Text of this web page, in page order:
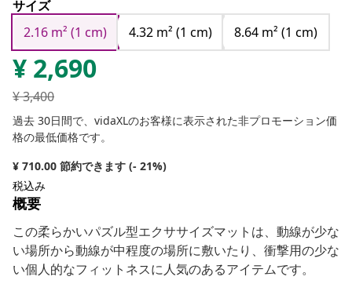
サイズ
2.16 m² (1 cm)
4.32 m² (1 cm) 8.64 m² (1 cm)
¥ 2,690
¥3,400
過去 30日間で、vidaXLのお客様に表示された非プロモーション価
格の最低価格です。
¥ 710.00 節約できます (- 21%)
税込み
概要
この柔らかいパズル型エクササイズマットは、動線が少な
い場所から動線が中程度の場所に敷いたり、衝撃用の少な
い個人的なフィットネスに人気のあるアイテムです。